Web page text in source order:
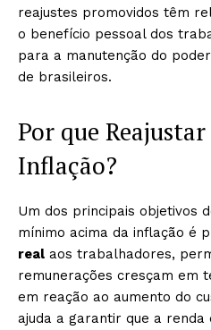
reajustes promovidos têm
o benefício pessoal dos
para a manutenção do
de brasileiros.
Por que
Inflação?
Um dos principais objetivos
mínimo acima da inflação é
real aos trabalhadores,
remunerações cresçam em
em reação ao aumento do
ajuda a garantir que a